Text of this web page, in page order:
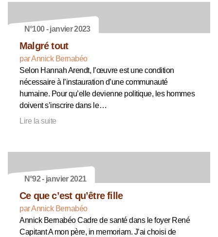
N°100 - janvier 2023
Malgré tout
par Annick Bernabéo
Selon Hannah Arendt, l’œuvre est une condition
nécessaire à l’instauration d’une communauté
humaine. Pour qu’elle devienne politique, les hommes
doivent s’inscrire dans le…
Lire la suite
N°92 - janvier 2021
Ce que c’est qu’être fille
par Annick Bernabéo
Annick Bernabéo Cadre de santé dans le foyer René
Capitant A mon père, in memoriam. J’ai choisi de